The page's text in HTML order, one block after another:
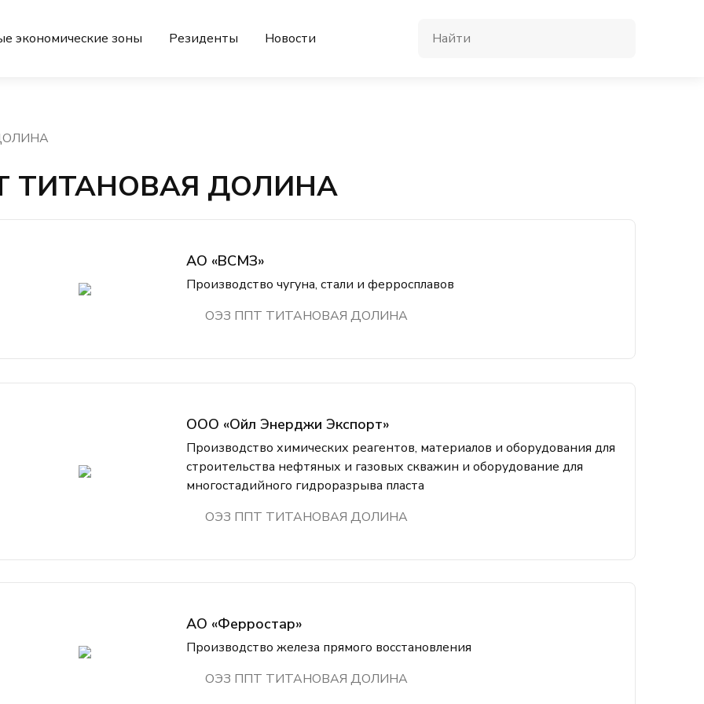
экономические зоны Резиденты Новости
ТИТАНОВАЯ ДОЛИНА
АО «ВСМЗ»
Производство чугуна, стали и ферросплавов
ОЭЗ ППТ ТИТАНОВАЯ ДОЛИНА
ООО «Ойл Энерджи Экспорт»
Производство химических реагентов, материалов и оборудования для
строительства нефтяных и газовых скважин и оборудование для
многостадийного гидроразрыва пласта
ОЭЗ ППТ ТИТАНОВАЯ ДОЛИНА
АО «Ферростар»
Производство железа прямого восстановления
ОЭЗ ППТ ТИТАНОВАЯ ДОЛИНА